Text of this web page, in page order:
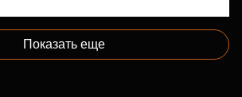
Показать еще